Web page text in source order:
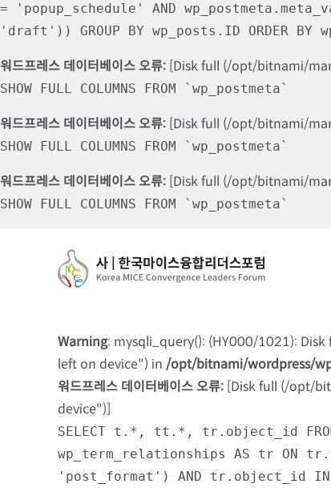
= 'popup_schedule' AND
'draft')) GROUP BY wp_posts.ID ORDER BY
워드프레스 데이터베이스 오류: [Disk full (/opt/bitnami/
SHOW FULL COLUMNS FROM `wp_postmeta`
워드프레스 데이터베이스 오류: [Disk full (/opt/bitnami/
SHOW FULL COLUMNS FROM `wp_postmeta`
워드프레스 데이터베이스 오류: [Disk full (/opt/bitnami/
SHOW FULL COLUMNS FROM `wp_postmeta`
Warning: mysqli_query(): (HY000/1021):
left on device") in /opt/bitnami/wordpress/
워드프레스 데이터베이스 오류: [Disk full (/opt/
device")]
SELECT t.*, tt.*, tr.object_id FROM
wp_term_relationships AS tr ON
'post_format') AND tr.object_id IN